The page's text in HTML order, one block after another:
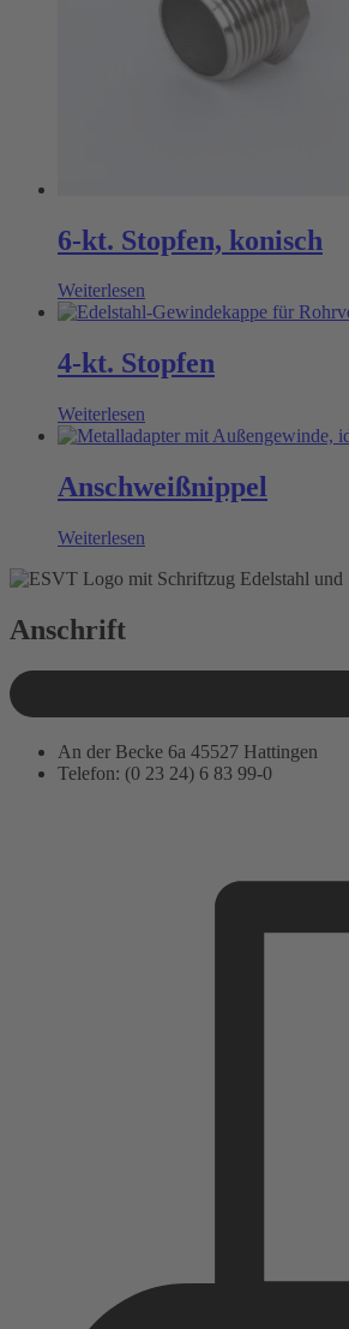
6-kt. Stopfen, konisch
Weiterlesen
4-kt. Stopfen
Weiterlesen
Anschweißnippel
Weiterlesen
Anschrift
An der Becke 6a 45527 Hattingen
Telefon: (0 23 24) 6 83 99-0